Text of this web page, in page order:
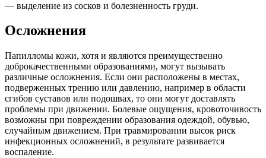
— выделение из сосков и болезненность груди.
Осложнения
Папилломы кожи, хотя и являются преимущественно
доброкачественными образованиями, могут вызывать
различные осложнения. Если они расположены в местах,
подверженных трению или давлению, например в области
сгибов суставов или подошвах, то они могут доставлять
проблемы при движении. Болевые ощущения, кровоточивость
возможны при повреждении образования одеждой, обувью,
случайным движением. При травмировании высок риск
инфекционных осложнений, в результате развивается
воспаление.